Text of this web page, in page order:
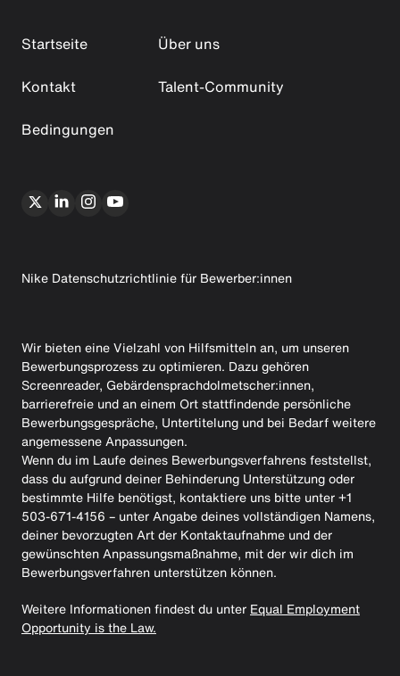
Startseite
Über uns
Kontakt
Talent-Community
Bedingungen
Nike Datenschutzrichtlinie für Bewerber:innen
Wir bieten eine Vielzahl von Hilfsmitteln an, um unseren
Bewerbungsprozess zu optimieren. Dazu gehören
Screenreader, Gebärdensprachdolmetscher:innen,
barrierefreie und an einem Ort stattfindende persönliche
Bewerbungsgespräche, Untertitelung und bei Bedarf weitere
angemessene Anpassungen.
Wenn du im Laufe deines Bewerbungsverfahrens feststellst,
dass du aufgrund deiner Behinderung Unterstützung oder
bestimmte Hilfe benötigst, kontaktiere uns bitte unter +1
503-671-4156 – unter Angabe deines vollständigen Namens,
deiner bevorzugten Art der Kontaktaufnahme und der
gewünschten Anpassungsmaßnahme, mit der wir dich im
Bewerbungsverfahren unterstützen können.
Weitere Informationen findest du unter Equal Employment
Opportunity is the Law.